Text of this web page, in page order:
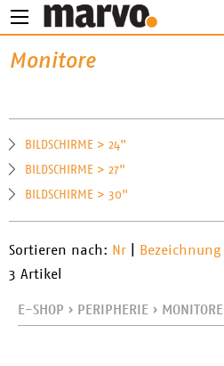
Monitore
BILDSCHIRME > 24"
BILDSCHIRME > 27"
BILDSCHIRME > 30"
Sortieren nach: Nr Bezeichnung
3 Artikel
E-SHOP › PERIPHERIE › MONITORE